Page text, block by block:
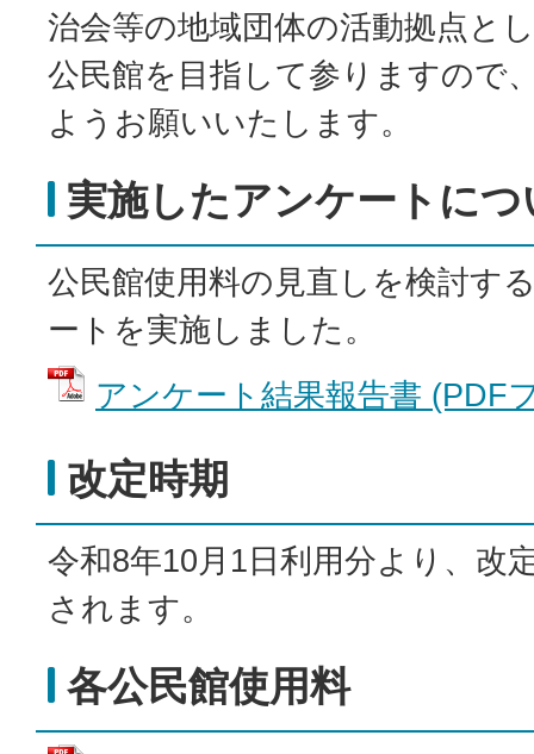
治会等の地域団体の活動拠点と
公民館を目指して参りますので
ようお願いいたします。
実施したアンケートにつ
公民館使用料の見直しを検討す
ートを実施しました。
アンケート結果報告書 (PDF
改定時期
令和8年10月1日利用分より、改
されます。
各公民館使用料